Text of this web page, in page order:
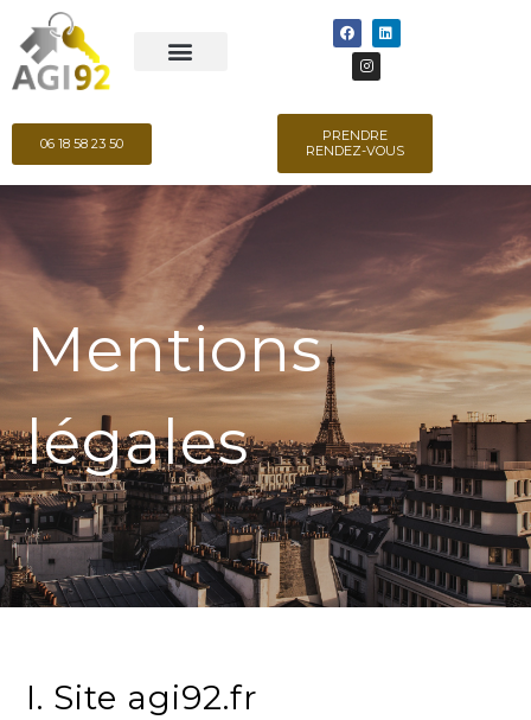
06 18 58 23 50
PRENDRE
RENDEZ-VOUS
Mentions
légales
I. Site agi92.fr